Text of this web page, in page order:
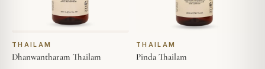
THAILAM
Dhanwantharam Thailam
THAILAM
Pinda Thailam